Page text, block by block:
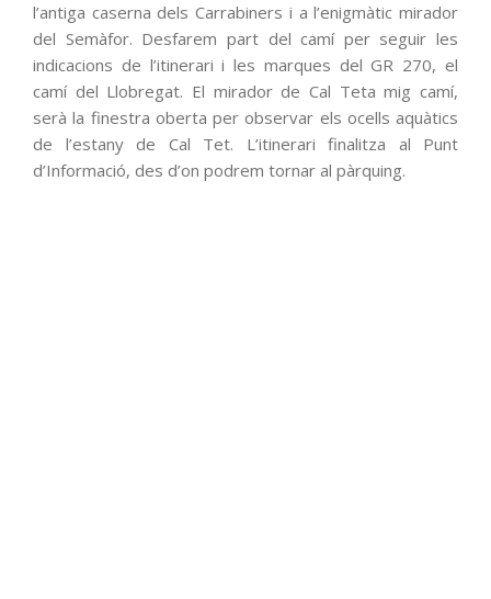
l’antiga caserna dels Carrabiners i a l’enigmàtic mirador
del Semàfor. Desfarem part del camí per seguir les
indicacions de l’itinerari i les marques del GR 270, el
camí del Llobregat. El mirador de Cal Teta mig camí,
serà la finestra oberta per observar els ocells aquàtics
de l’estany de Cal Tet. L’itinerari finalitza al Punt
d’Informació, des d’on podrem tornar al pàrquing.